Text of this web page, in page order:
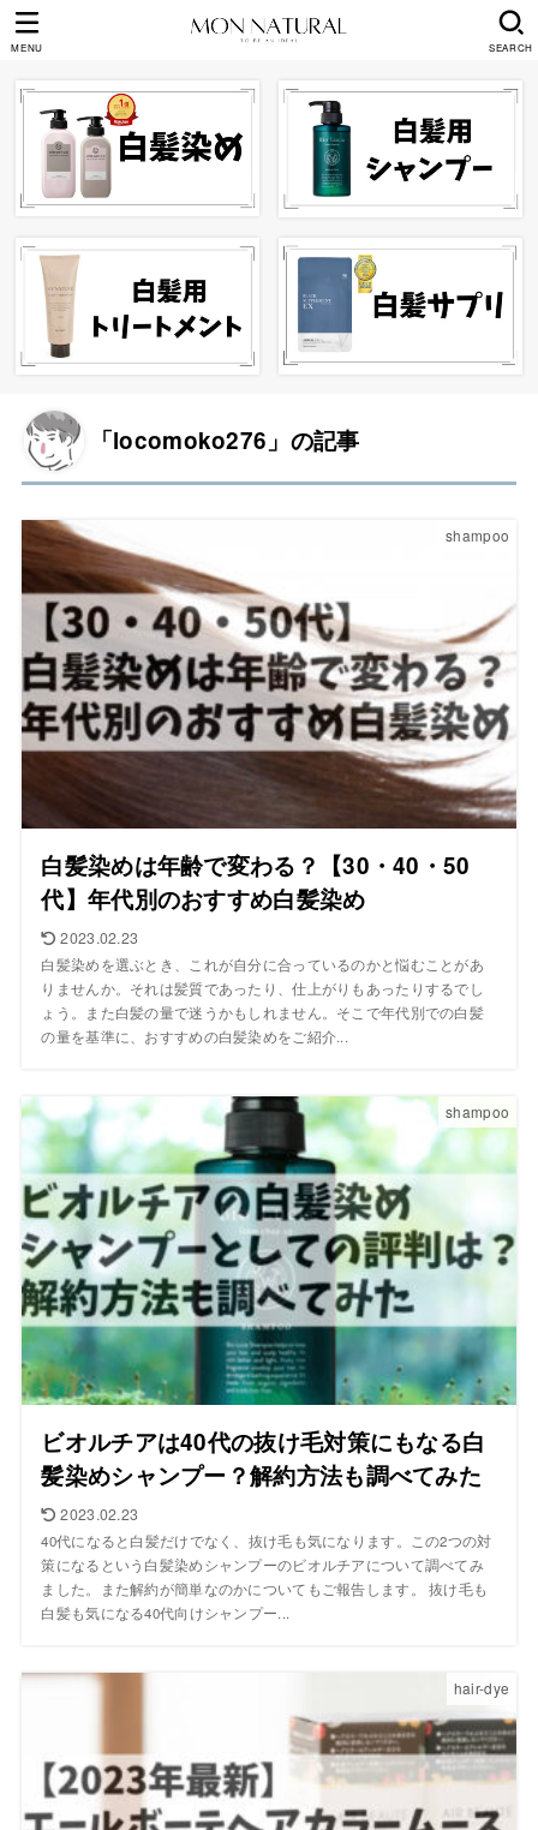
SEARCH
MENU
「locomoko276」の記事
shampoo
白髪染めは年齢で変わる？【30・40・50
代】年代別のおすすめ白髪染め
2023.02.23
白髪染めを選ぶとき、これが自分に合っているのかと悩むことがあ
りませんか。それは髪質であったり、仕上がりもあったりするでし
ょう。また白髪の量で迷うかもしれません。そこで年代別での白髪
の量を基準に、おすすめの白髪染めをご紹介...
shampoo
ビオルチアは40代の抜け毛対策にもなる白
髪染めシャンプー？解約方法も調べてみた
2023.02.23
40代になると白髪だけでなく、抜け毛も気になります。この2つの対
策になるという白髪染めシャンプーのビオルチアについて調べてみ
ました。また解約が簡単なのかについてもご報告します。 抜け毛も
白髪も気になる40代向けシャンプー...
hair-dye